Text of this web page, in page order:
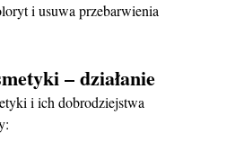
i usuwa przebarwienia
– działanie
i ich dobrodziejstwa